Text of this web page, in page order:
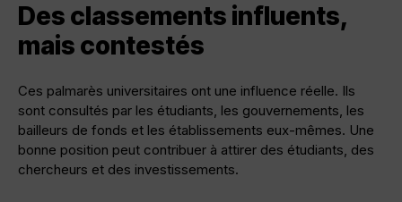
Des classements influents,
mais contestés
Ces palmarès universitaires ont une influence réelle. Ils
sont consultés par les étudiants, les gouvernements, les
bailleurs de fonds et les établissements eux-mêmes. Une
bonne position peut contribuer à attirer des étudiants, des
chercheurs et des investissements.